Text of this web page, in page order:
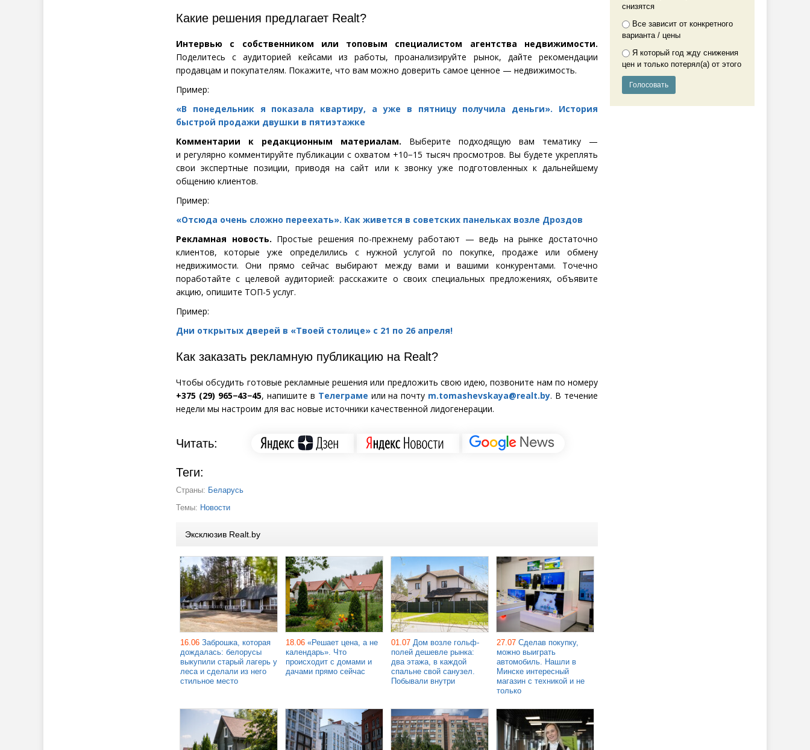
Какие решения предлагает Realt?
Интервью с собственником или топовым специалистом агентства недвижимости.
Поделитесь с аудиторией кейсами из работы, проанализируйте рынок, дайте рекомендации
продавцам и покупателям. Покажите, что вам можно доверить самое ценное — недвижимость.
Пример:
«В понедельник я показала квартиру, а уже в пятницу получила деньги». История
быстрой продажи двушки в пятиэтажке
Комментарии к редакционным материалам. Выберите подходящую вам тематику —
и регулярно комментируйте публикации с охватом +10−15 тысяч просмотров. Вы будете укреплять
свои экспертные позиции, приводя на сайт или к звонку уже подготовленных к дальнейшему
общению клиентов.
Пример:
«Отсюда очень сложно переехать». Как живется в советских панельках возле Дроздов
Рекламная новость. Простые решения по-прежнему работают — ведь на рынке достаточно
клиентов, которые уже определились с нужной услугой по покупке, продаже или обмену
недвижимости. Они прямо сейчас выбирают между вами и вашими конкурентами. Точечно
поработайте с целевой аудиторией: расскажите о своих специальных предложениях, объявите
акцию, опишите ТОП-5 услуг.
Пример:
Дни открытых дверей в «Твоей столице» с 21 по 26 апреля!
Как заказать рекламную публикацию на Realt?
Чтобы обсудить готовые рекламные решения или предложить свою идею, позвоните нам по номеру
+375 (29) 965−43−45, напишите в Телеграме или на почту m.tomashevskaya@realt.by. В течение
недели мы настроим для вас новые источники качественной лидогенерации.
Читать:
Теги:
Страны: Беларусь
Темы: Новости
Эксклюзив Realt.by
16.06 Заброшка, которая
дождалась: белорусы
выкупили старый лагерь у
леса и сделали из него
стильное место
18.06 «Решает цена, а не
календарь». Что
происходит с домами и
дачами прямо сейчас
01.07 Дом возле гольф-
полей дешевле рынка:
два этажа, в каждой
спальне свой санузел.
Побывали внутри
27.07 Сделав покупку,
можно выиграть
автомобиль. Нашли в
Минске интересный
магазин с техникой и не
только
снизятся
Все зависит от конкретного
варианта / цены
Я который год жду снижения
цен и только потерял(а) от этого